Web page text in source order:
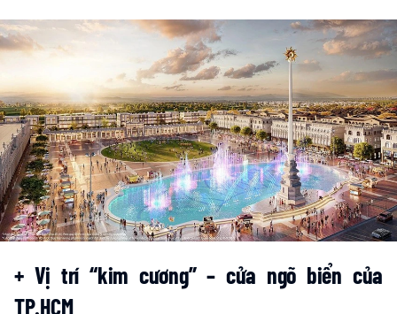
+ Vị trí “kim cương” – cửa ngõ biển của
TP.HCM